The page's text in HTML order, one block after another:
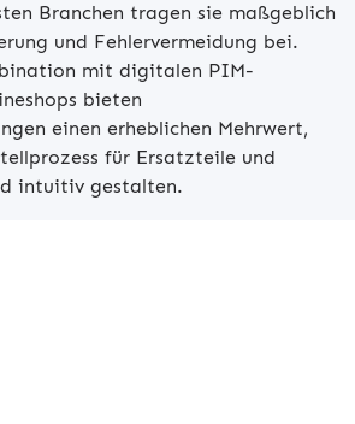
Branchen tragen sie maßgeblich
und Fehlervermeidung bei.
mit digitalen PIM-
bieten
einen erheblichen Mehrwert,
für Ersatzteile und
intuitiv gestalten.